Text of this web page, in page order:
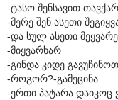
-ტასო შენსავით
-მერე შენ ასეთი
-და სულ ასეთი
-მიყვარხარ
-გინდა კიდე
-როგორ?-გამეცინა
-ერთი პატარა დაიკოც